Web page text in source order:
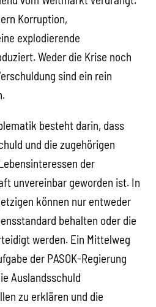
Korruption,
explodierende
Weder die Krise noch
sind ein rein
besteht darin, dass
und die zugehörigen
der
unvereinbar geworden ist. In
können nur entweder
behalten oder die
werden. Ein Mittelweg
der PASOK-Regierung
Auslandsschuld
zu erklären und die